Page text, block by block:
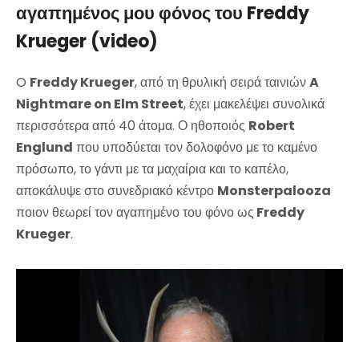
αγαπημένος μου φόνος του Freddy
Krueger (video)
O Freddy Krueger, από τη θρυλική σειρά ταινιώνA
Nightmare on Elm Street, έχει μακελέψει συνολικά
περισσότερα από 40 άτομα. Ο ηθοποιός Robert
Englund που υποδύεται τον δολοφόνο με το καμένο
πρόσωπο, το γάντι με τα μαχαίρια και το καπέλο,
αποκάλυψε στο συνεδριακό κέντρο Monsterpalooza
ποιον θεωρεί τον αγαπημένο του φόνο ως Freddy
Krueger.